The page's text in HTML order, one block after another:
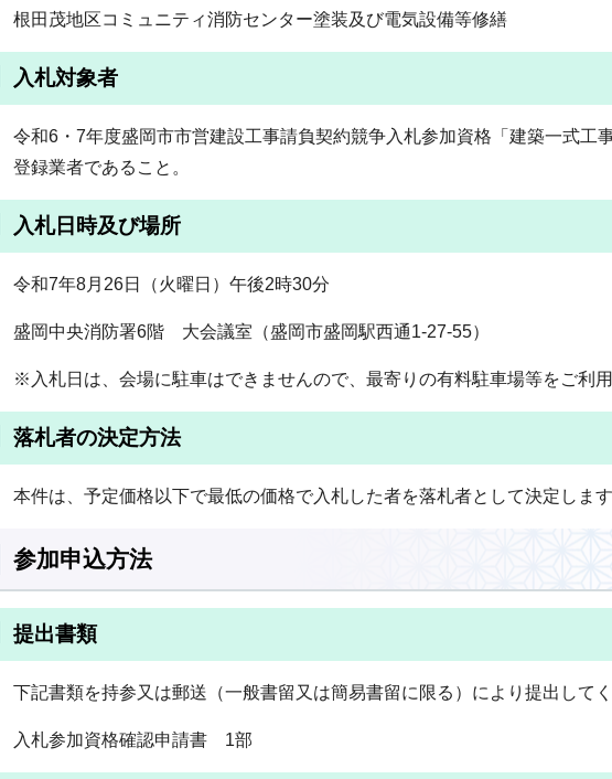
根田茂地区コミュニティ消防センター塗装及び電気設備等修繕
入札対象者
令和6・7年度盛岡市市営建設工事請負契約競争入札参加資格「建築一式工
登録業者であること。
入札日時及び場所
令和7年8月26日（火曜日）午後2時30分
盛岡中央消防署6階 大会議室（盛岡市盛岡駅西通1-27-55）
※入札日は、会場に駐車はできませんので、最寄りの有料駐車場等をご利用
落札者の決定方法
本件は、予定価格以下で最低の価格で入札した者を落札者として決定します
参加申込方法
提出書類
下記書類を持参又は郵送（一般書留又は簡易書留に限る）により提出してく
入札参加資格確認申請書 1部